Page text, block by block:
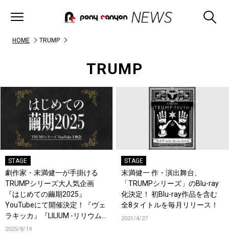
HOME TRUMP
TRUMP
STAGE
劇作家・末満健一が手掛ける
TRUMPシリーズ大人気企画
『はじめての繭期2025』
YouTubeにて開催決定！『ヴェ
ラキッカ』『LILIUM -リリウム
新約少女純潔歌劇-』も！
2025/8/19
STAGE
末満健一 作・演出舞台、
「TRUMPシリーズ」のBlu-ray
化決定！ 初Blu-ray作品を含む
全8タイトルを毎月リリース！
2021/4/27